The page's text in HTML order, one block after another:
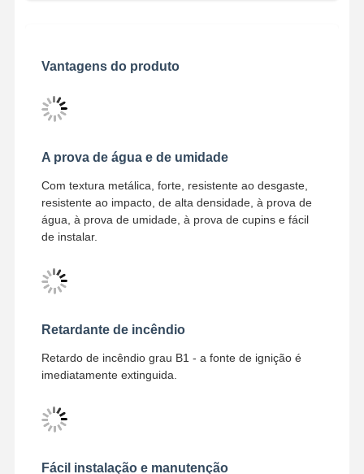
Painéis de parede acústicos
Painel de Parede de Porcelana
Painel de parede UV
Vantagens do produto
A prova de água e de umidade
Com textura metálica, forte, resistente ao desgaste,
resistente ao impacto, de alta densidade, à prova de
água, à prova de umidade, à prova de cupins e fácil
de instalar.
Retardante de incêndio
Retardo de incêndio grau B1 - a fonte de ignição é
imediatamente extinguida.
Fácil instalação e manutenção